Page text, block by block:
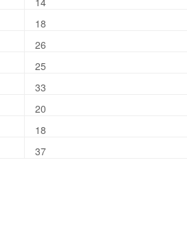
18
26
25
33
20
18
37